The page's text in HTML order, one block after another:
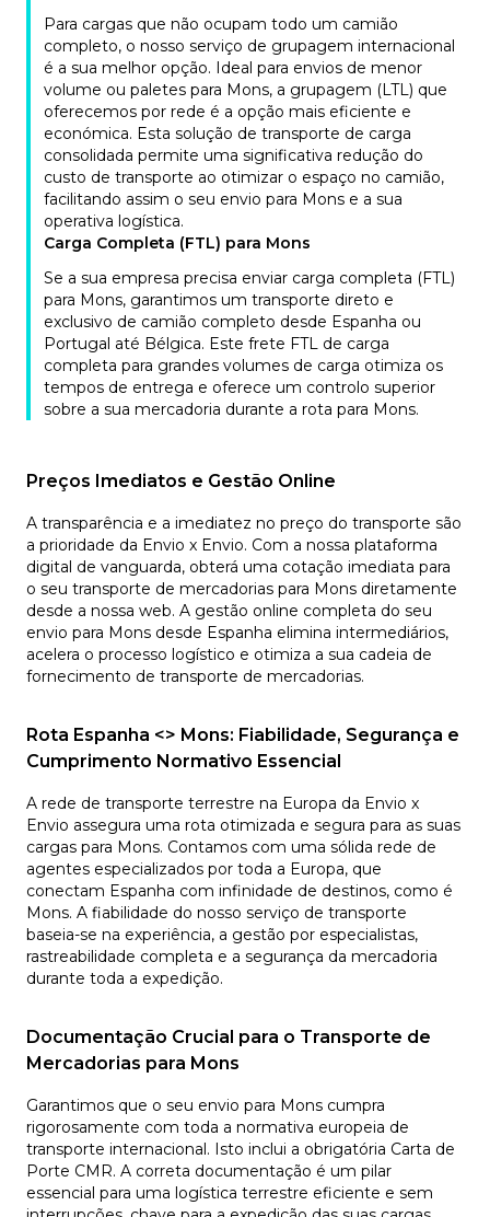
Para cargas que não ocupam todo um camião
completo, o nosso serviço de grupagem internacional
é a sua melhor opção. Ideal para envios de menor
volume ou paletes para Mons, a grupagem (LTL) que
oferecemos por rede é a opção mais eficiente e
económica. Esta solução de transporte de carga
consolidada permite uma significativa redução do
custo de transporte ao otimizar o espaço no camião,
facilitando assim o seu envio para Mons e a sua
operativa logística.
Carga Completa (FTL) para Mons
Se a sua empresa precisa enviar carga completa (FTL)
para Mons, garantimos um transporte direto e
exclusivo de camião completo desde Espanha ou
Portugal até Bélgica. Este frete FTL de carga
completa para grandes volumes de carga otimiza os
tempos de entrega e oferece um controlo superior
sobre a sua mercadoria durante a rota para Mons.
Preços Imediatos e Gestão Online
A transparência e a imediatez no preço do transporte são
a prioridade da Envio x Envio. Com a nossa plataforma
digital de vanguarda, obterá uma cotação imediata para
o seu transporte de mercadorias para Mons diretamente
desde a nossa web. A gestão online completa do seu
envio para Mons desde Espanha elimina intermediários,
acelera o processo logístico e otimiza a sua cadeia de
fornecimento de transporte de mercadorias.
Rota Espanha <> Mons: Fiabilidade, Segurança e
Cumprimento Normativo Essencial
A rede de transporte terrestre na Europa da Envio x
Envio assegura uma rota otimizada e segura para as suas
cargas para Mons. Contamos com uma sólida rede de
agentes especializados por toda a Europa, que
conectam Espanha com infinidade de destinos, como é
Mons. A fiabilidade do nosso serviço de transporte
baseia-se na experiência, a gestão por especialistas,
rastreabilidade completa e a segurança da mercadoria
durante toda a expedição.
Documentação Crucial para o Transporte de
Mercadorias para Mons
Garantimos que o seu envio para Mons cumpra
rigorosamente com toda a normativa europeia de
transporte internacional. Isto inclui a obrigatória Carta de
Porte CMR. A correta documentação é um pilar
essencial para uma logística terrestre eficiente e sem